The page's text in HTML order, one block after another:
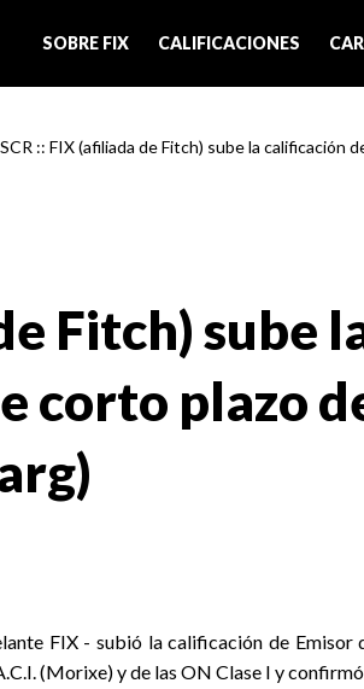
SOBRE FIX CALIFICACIONES
:: FIX (afiliada de Fitch) sube la calificación
Fitch) sube
corto plazo
FIX - subió la calificación de
(Morixe) y de las ON Clase I y